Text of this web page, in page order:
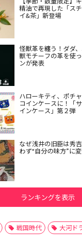
精油で再現した「ス
イ&茶」新登場
怪獣革を纏う！ダダ
獣モチーフの革を使
ンが発表
ハローキティ、ポチ
コインケースに！「
インケース」第２弾
なぜ浅井の旧臣は秀
わず“自分の味方”に
ランキングを表示
戦国時代 大河ド